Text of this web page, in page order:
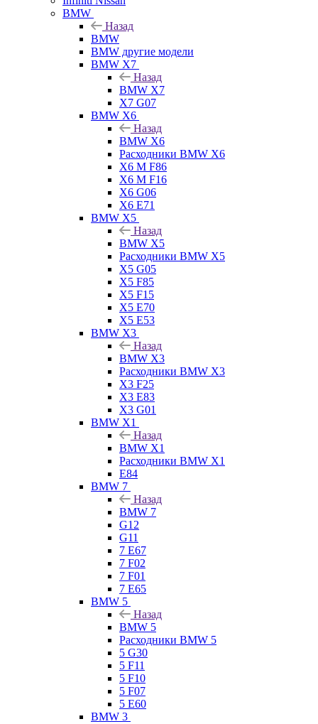
BMW
Назад
BMW
BMW другие модели
BMW X7
Назад
BMW X7
X7 G07
BMW X6
Назад
BMW X6
Расходники BMW X6
X6 M F86
X6 M F16
X6 G06
X6 E71
BMW X5
Назад
BMW X5
Расходники BMW X5
X5 G05
X5 F85
X5 F15
X5 E70
X5 E53
BMW X3
Назад
BMW X3
Расходники BMW X3
X3 F25
X3 E83
X3 G01
BMW X1
Назад
BMW X1
Расходники BMW X1
E84
BMW 7
Назад
BMW 7
G12
G11
7 Е67
7 F02
7 F01
7 E65
BMW 5
Назад
BMW 5
Расходники BMW 5
5 G30
5 F11
5 F10
5 F07
5 E60
BMW 3